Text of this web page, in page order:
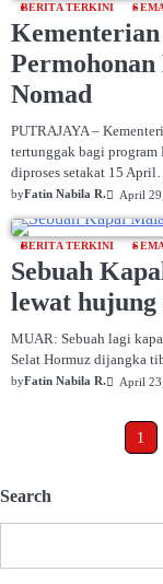
BERITA TERKINI
Nomad
PUTRAJAYA –
tertunggak bagi program
diproses setakat 15
byFatin Nabila R. April
BERITA TERKINI
Sebuah
lewat
MUAR: Sebuah lagi
Selat Hormuz dijangka
byFatin Nabila R. April
1
Search